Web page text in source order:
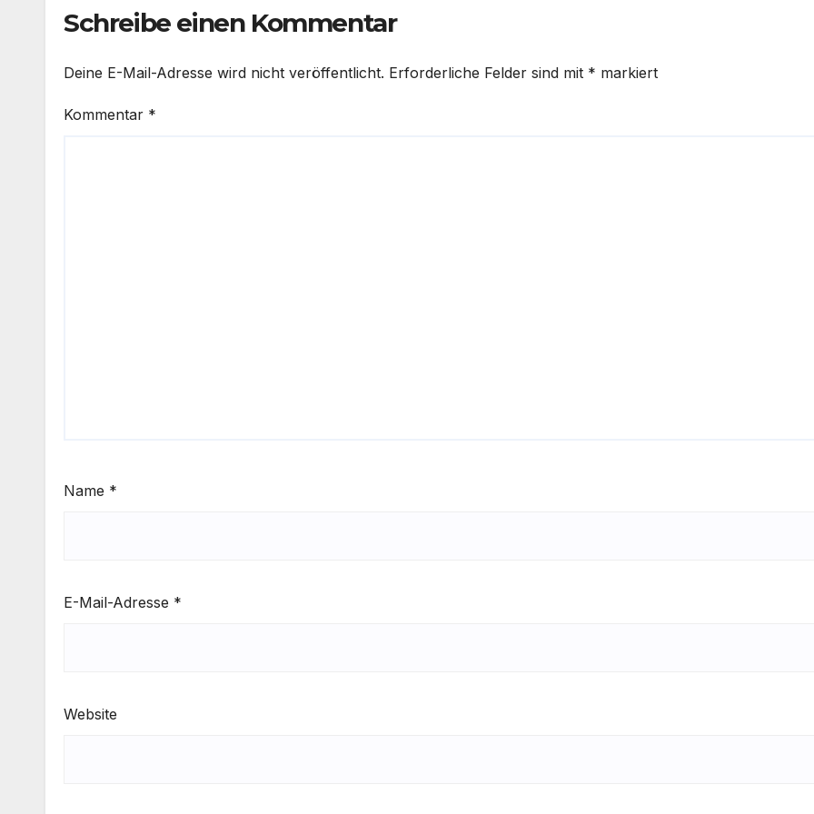
Schreibe einen Kommentar
Deine E-Mail-Adresse wird nicht veröffentlicht. Erforderliche Felder sind mit * markiert
Kommentar *
Name *
E-Mail-Adresse *
Website